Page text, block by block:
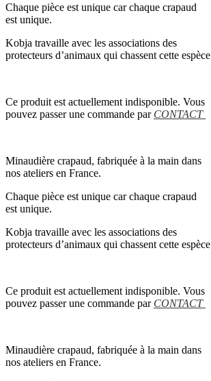
Chaque pièce est unique car chaque crapaud
est unique.
Kobja travaille avec les associations des
protecteurs d’animaux qui chassent cette espèce
Ce produit est actuellement indisponible. Vous
pouvez passer une commande par CONTACT
Minaudière crapaud, fabriquée à la main dans
nos ateliers en France.
Chaque pièce est unique car chaque crapaud
est unique.
Kobja travaille avec les associations des
protecteurs d’animaux qui chassent cette espèce
Ce produit est actuellement indisponible. Vous
pouvez passer une commande par CONTACT
Minaudière crapaud, fabriquée à la main dans
nos ateliers en France.